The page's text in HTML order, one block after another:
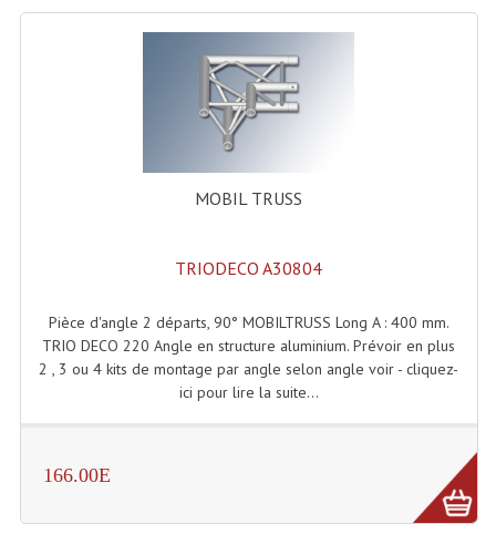
Limiteur De Niveau Sonore
Microphones Scène Et Studio
Microphones Filaires
Micro Sans Fil HF VHF 200MHZ
Micro Sans Fil HF UHF 800MHZ
Multi-Effets, Reverbes Etc...
Peripheriques Traitements Et Accessoires
MOBIL TRUSS
TRIODECO A30804
Pièce d'angle 2 départs, 90° MOBILTRUSS Long A : 400 mm.
TRIO DECO 220 Angle en structure aluminium. Prévoir en plus
2 , 3 ou 4 kits de montage par angle selon angle voir - cliquez-
ici pour lire la suite...
166.00E